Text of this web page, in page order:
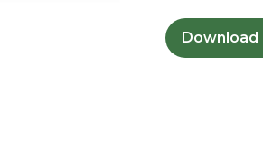
Download